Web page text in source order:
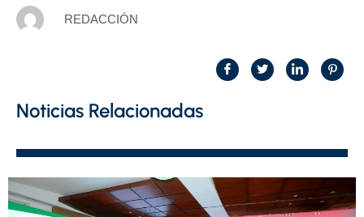
REDACCIÓN
Noticias Relacionadas